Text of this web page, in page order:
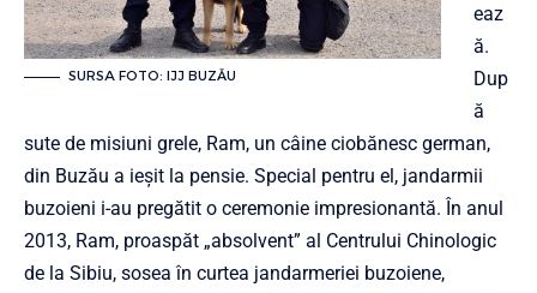
SURSA FOTO: IJJ BUZĂU
eaz
ă.
Dup
ă
sute de misiuni grele, Ram, un câine ciobănesc german,
din Buzău a ieșit la pensie. Special pentru el, jandarmii
buzoieni i-au pregătit o ceremonie impresionantă. În anul
2013, Ram, proaspăt „absolvent” al Centrului Chinologic
de la Sibiu, sosea în curtea jandarmeriei buzoiene,